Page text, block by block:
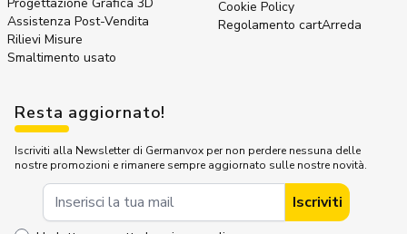
Progettazione Grafica 3D
Assistenza Post-Vendita
Rilievi Misure
Smaltimento usato
Cookie Policy
Regolamento cartArreda
Resta aggiornato!
Iscriviti alla Newsletter di Germanvox per non perdere nessuna delle
nostre promozioni e rimanere sempre aggiornato sulle nostre novità.
Iscriviti